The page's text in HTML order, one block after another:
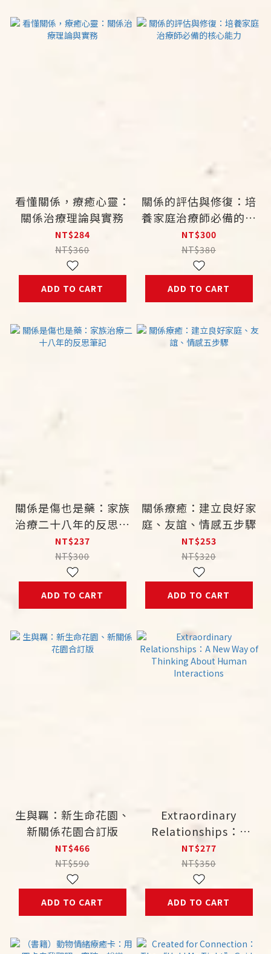
看懂關係，療癒心靈：
關係治療理論與實務
NT$284
NT$360
ADD TO CART
關係的評估與修復：培
養家庭治療師必備的核
心能力
NT$300
NT$380
ADD TO CART
關係是傷也是藥：家族
治療二十八年的反思筆
記
NT$237
NT$300
ADD TO CART
關係療癒：建立良好家
庭、友誼、情感五步驟
NT$253
NT$320
ADD TO CART
生與羈：新生命花園、
新關係花園合訂版
NT$466
NT$590
ADD TO CART
Extraordinary
Relationships：A
New Way of
Thinking About
Human Interactions
NT$277
NT$350
ADD TO CART